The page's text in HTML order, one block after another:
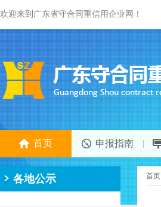
欢迎来到广东省守合同重信用企业网！
首页 申报指南
各地公示 首页